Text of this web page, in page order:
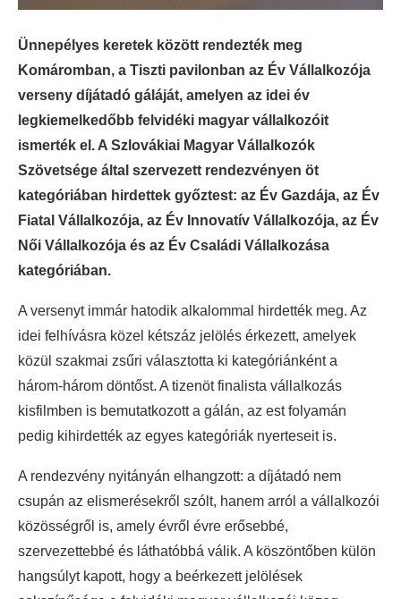
Ünnepélyes keretek között rendezték meg
Komáromban, a Tiszti pavilonban az Év Vállalkozója
verseny díjátadó gáláját, amelyen az idei év
legkiemelkedőbb felvidéki magyar vállalkozóit
ismerték el. A Szlovákiai Magyar Vállalkozók
Szövetsége által szervezett rendezvényen öt
kategóriában hirdettek győztest: az Év Gazdája, az Év
Fiatal Vállalkozója, az Év Innovatív Vállalkozója, az Év
Női Vállalkozója és az Év Családi Vállalkozása
kategóriában.
A versenyt immár hatodik alkalommal hirdették meg. Az
idei felhívásra közel kétszáz jelölés érkezett, amelyek
közül szakmai zsűri választotta ki kategóriánként a
három-három döntőst. A tizenöt finalista vállalkozás
kisfilmben is bemutatkozott a gálán, az est folyamán
pedig kihirdették az egyes kategóriák nyerteseit is.
A rendezvény nyitányán elhangzott: a díjátadó nem
csupán az elismerésekről szólt, hanem arról a vállalkozói
közösségről is, amely évről évre erősebbé,
szervezettebbé és láthatóbbá válik. A köszöntőben külön
hangsúlyt kapott, hogy a beérkezett jelölések